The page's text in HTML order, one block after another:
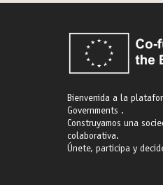
Bienvenida a la
Governments .
Construyamos una
colaborativa.
Únete, participa y